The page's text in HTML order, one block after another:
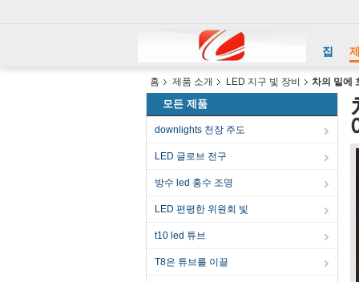
집
홈 제품 소개 LED 지구 빛 장비 차의 밑에
모든 제품
downlights 천장 주도
LED 글로브 전구
방수 led 홍수 조명
LED 편평한 위원회 빛
t10 led 튜브
T8은 튜브를 이끌